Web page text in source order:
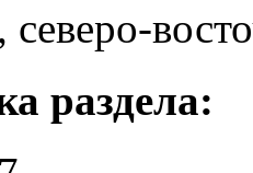
северо-
раздела: